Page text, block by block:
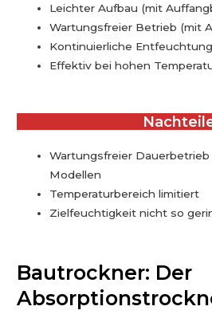
Leichter Aufbau (mit
Wartungsfreier Betrieb (mit
Kontinuierliche Entfeuchtung
Effektiv bei hohen
Wartungsfreier
Modellen
Temperaturbereich limitiert
Zielfeuchtigkeit nicht so
Bautrockner: Der